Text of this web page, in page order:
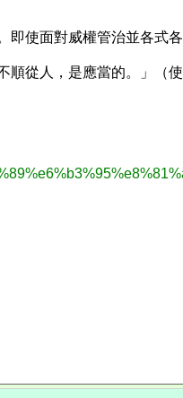
使面對威權管治並各式各
從人，是應當的。」（使